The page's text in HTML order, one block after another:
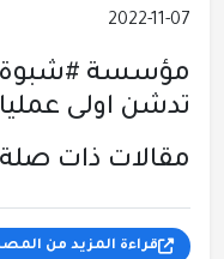
2022-11-07
مؤسسة #شبوة
تدشن اولى
مقالات ذات صلة
قراءة المزيد من